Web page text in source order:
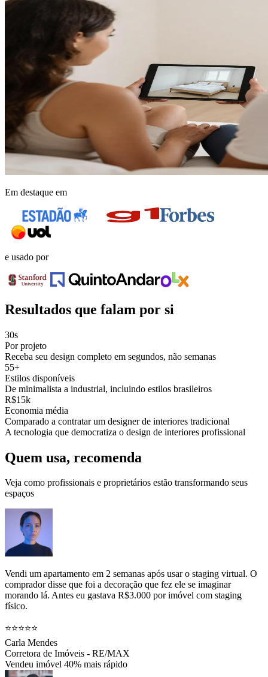
Em destaque em
e usado por
Resultados que falam por si
30s
Por projeto
Receba seu design completo em segundos, não semanas
55+
Estilos disponíveis
De minimalista a industrial, incluindo estilos brasileiros
R$15k
Economia média
Comparado a contratar um designer de interiores tradicional
A tecnologia que democratiza o design de interiores profissional
Quem usa, recomenda
Veja como profissionais e proprietários estão transformando seus
espaços
Vendi um apartamento em 2 semanas após usar o staging virtual. O
comprador disse que foi a decoração que fez ele se imaginar
morando lá. Antes eu gastava R$3.000 por imóvel com staging
físico.
⭐⭐⭐⭐⭐
Carla Mendes
Corretora de Imóveis - RE/MAX
Vendeu imóvel 40% mais rápido